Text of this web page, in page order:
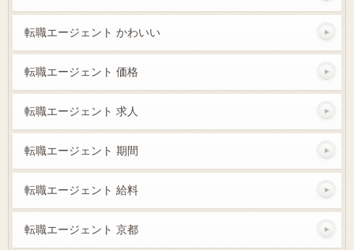
転職エージェント かわいい
転職エージェント 価格
転職エージェント 求人
転職エージェント 期間
転職エージェント 給料
転職エージェント 京都